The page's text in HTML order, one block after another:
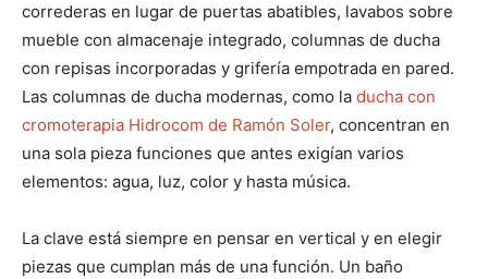
correderas en lugar de puertas abatibles, lavabos sobre
mueble con almacenaje integrado, columnas de ducha
con repisas incorporadas y grifería empotrada en pared.
Las columnas de ducha modernas, como la ducha con
cromoterapia Hidrocom de Ramón Soler, concentran en
una sola pieza funciones que antes exigían varios
elementos: agua, luz, color y hasta música.
La clave está siempre en pensar en vertical y en elegir
piezas que cumplan más de una función. Un baño